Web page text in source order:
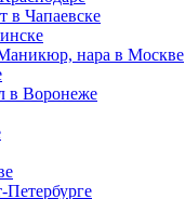
в Чапаевске
нара в Москве
в Воронеже
Петербурге